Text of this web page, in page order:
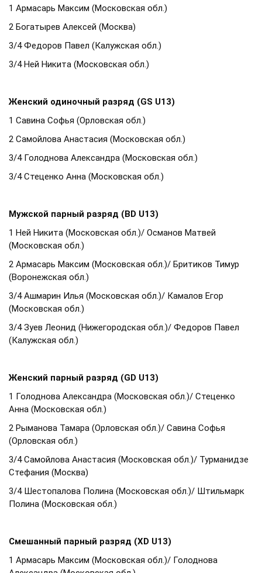
1 Армасарь Максим (Московская обл.)
2 Богатырев Алексей (Москва)
3/4 Федоров Павел (Калужская обл.)
3/4 Ней Никита (Московская обл.)
Женский одиночный разряд (GS U13)
1 Савина Софья (Орловская обл.)
2 Самойлова Анастасия (Московская обл.)
3/4 Голоднова Александра (Московская обл.)
3/4 Стеценко Анна (Московская обл.)
Мужской парный разряд (BD U13)
1 Ней Никита (Московская обл.)/ Османов Матвей
(Московская обл.)
2 Армасарь Максим (Московская обл.)/ Бритиков Тимур
(Воронежская обл.)
3/4 Ашмарин Илья (Московская обл.)/ Камалов Егор
(Московская обл.)
3/4 Зуев Леонид (Нижегородская обл.)/ Федоров Павел
(Калужская обл.)
Женский парный разряд (GD U13)
1 Голоднова Александра (Московская обл.)/ Стеценко
Анна (Московская обл.)
2 Рыманова Тамара (Орловская обл.)/ Савина Софья
(Орловская обл.)
3/4 Самойлова Анастасия (Московская обл.)/ Турманидзе
Стефания (Москва)
3/4 Шестопалова Полина (Московская обл.)/ Штильмарк
Полина (Московская обл.)
Смешанный парный разряд (XD U13)
1 Армасарь Максим (Московская обл.)/ Голоднова